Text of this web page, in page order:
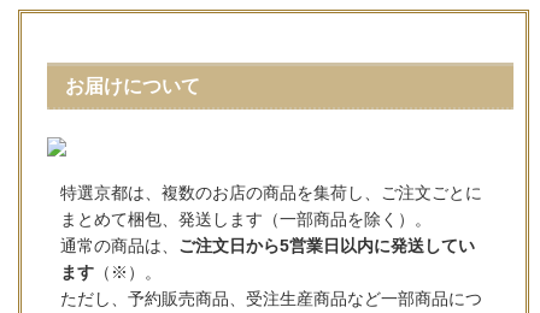
お届けについて
特選京都は、複数のお店の商品を集荷し、ご注文ごとに
まとめて梱包、発送します（一部商品を除く）。
通常の商品は、 ご注文日から5営業日以内に発送してい
ます （※）。
ただし、予約販売商品、受注生産商品など一部商品につ